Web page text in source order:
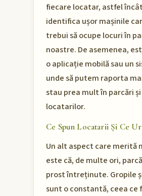
fiecare locatar, astfel
identifica ușor mașinile
trebui să ocupe locuri în
noastre. De asemenea,
o aplicație mobilă sau un
unde să putem raporta
stau prea mult în parcări
locatarilor.
Ce Spun Locatarii Și Ce
Un alt aspect care merită
este că, de multe ori,
prost întreținute. Gropile
sunt o constantă, ceea ce